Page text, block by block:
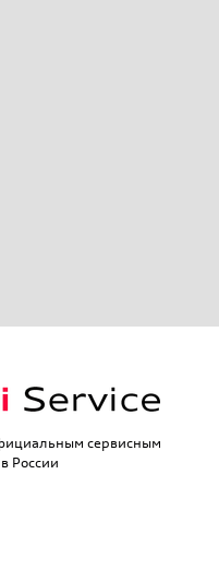
сервисным
России